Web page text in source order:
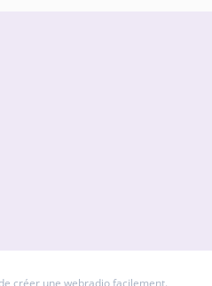
créer une webradiofacilement.